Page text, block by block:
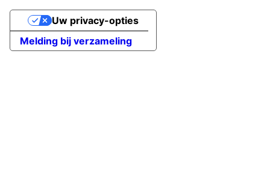
Melding bij verzameling
Uw privacy-opties